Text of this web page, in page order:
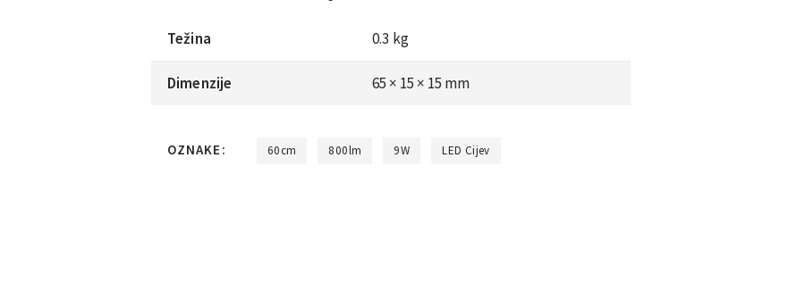
Težina 0.3 kg
Dimenzije 65 × 15 × 15 mm
OZNAKE: 60cm 800lm 9W LED Cijev